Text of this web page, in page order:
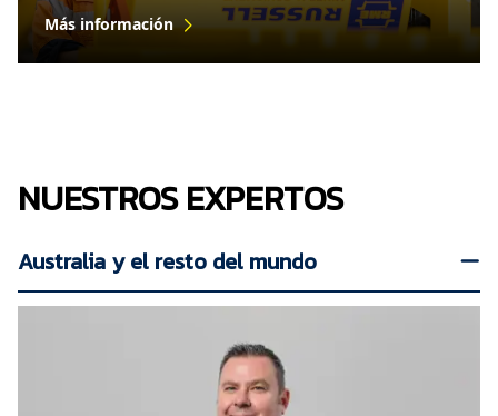
Más información
NUESTROS EXPERTOS
Australia y el resto del mundo